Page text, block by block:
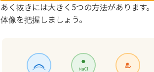
あく抜きには大きく5つの方法があります
体像を把握しましょう。
●
NaCl ♨